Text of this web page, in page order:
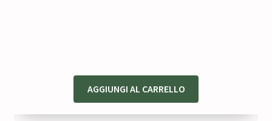
AGGIUNGI AL CARRELLO